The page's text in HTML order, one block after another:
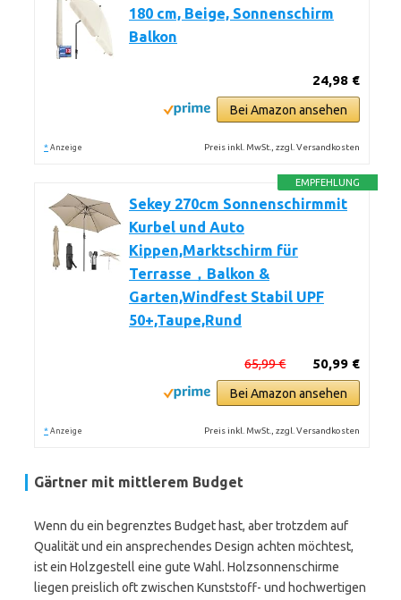
180 cm, Beige, Sonnenschirm
Balkon
24,98 €
Bei Amazon ansehen
* Anzeige Preis inkl. MwSt., zzgl. Versandkosten
EMPFEHLUNG
Sekey 270cm Sonnenschirmmit
Kurbel und Auto
Kippen,Marktschirm für
Terrasse，Balkon &
Garten,Windfest Stabil UPF
50+,Taupe,Rund
50,99 €
65,99 €
Bei Amazon ansehen
* Anzeige Preis inkl. MwSt., zzgl. Versandkosten
Gärtner mit mittlerem Budget
Wenn du ein begrenztes Budget hast, aber trotzdem auf
Qualität und ein ansprechendes Design achten möchtest,
ist ein Holzgestell eine gute Wahl. Holzsonnenschirme
liegen preislich oft zwischen Kunststoff- und hochwertigen